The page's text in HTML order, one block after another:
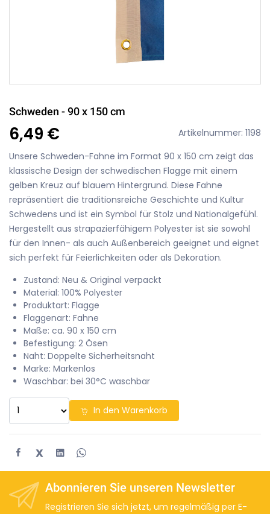
Schweden - 90 x 150 cm
6,49 €
Artikelnummer: 1198
Unsere Schweden-Fahne im Format 90 x 150 cm zeigt das
klassische Design der schwedischen Flagge mit einem
gelben Kreuz auf blauem Hintergrund. Diese Fahne
repräsentiert die traditionsreiche Geschichte und Kultur
Schwedens und ist ein Symbol für Stolz und Nationalgefühl.
Hergestellt aus strapazierfähigem Polyester ist sie sowohl
für den Innen- als auch Außenbereich geeignet und eignet
sich perfekt für Feierlichkeiten oder als Dekoration.
Zustand: Neu & Original verpackt
Material: 100% Polyester
Produktart: Flagge
Flaggenart: Fahne
Maße: ca. 90 x 150 cm
Befestigung: 2 Ösen
Naht: Doppelte Sicherheitsnaht
Marke: Markenlos
Waschbar: bei 30°C waschbar
In den Warenkorb
X
Abonnieren Sie unseren Newsletter
Registrieren Sie sich jetzt, um regelmäßig per E-